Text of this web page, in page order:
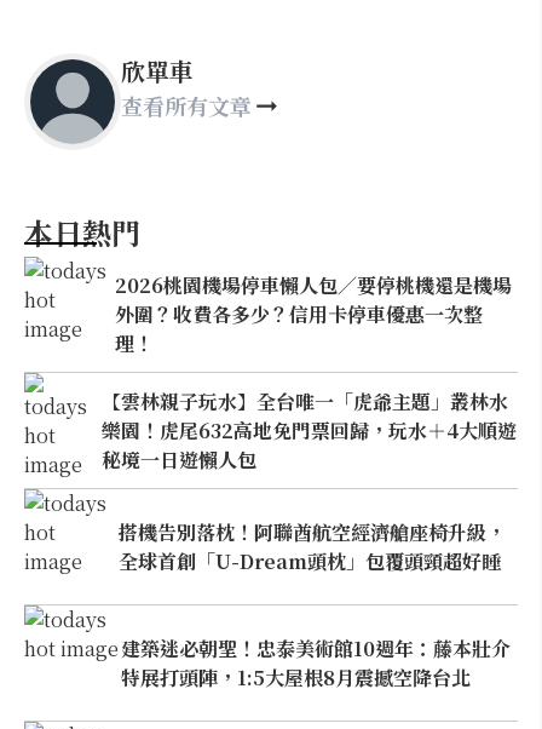
欣單車
查看所有文章
本日熱門
2026桃園機場停車懶人包／要停桃機還是機場
外圍？收費各多少？信用卡停車優惠一次整
理！
【雲林親子玩水】全台唯一「虎爺主題」叢林水
樂園！虎尾632高地免門票回歸，玩水＋4大順遊
秘境一日遊懶人包
搭機告別落枕！阿聯酋航空經濟艙座椅升級，
全球首創「U-Dream頭枕」包覆頭頸超好睡
建築迷必朝聖！忠泰美術館10週年：藤本壯介
特展打頭陣，1:5大屋根8月震撼空降台北